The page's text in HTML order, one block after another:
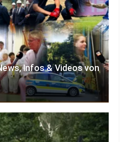
Infos & Videos von